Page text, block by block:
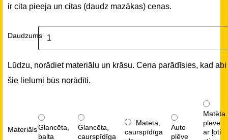
ir cita pieeja un citas (daudz mazākas) cenas.
Daudzums
Lūdzu, norādiet materiālu un krāsu. Cena parādīsies, kad abi
šie lielumi būs norādīti.
MateriālsGlancēta,
balta
Glancēta,
caurspīdīga
Matēta,
caurspīdīga
Auto
plēve
Matēta
plēve
ar ļoti